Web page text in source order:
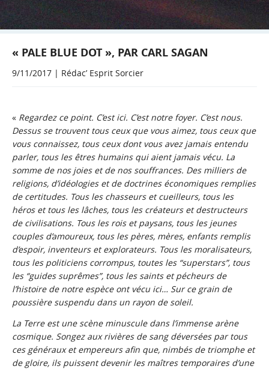
« PALE BLUE DOT », PAR CARL SAGAN
9/11/2017 | Rédac’ Esprit Sorcier
« Regardez ce point. C’est ici. C’est notre foyer. C’est nous.
Dessus se trouvent tous ceux que vous aimez, tous ceux que
vous connaissez, tous ceux dont vous avez jamais entendu
parler, tous les êtres humains qui aient jamais vécu. La
somme de nos joies et de nos souffrances. Des milliers de
religions, d’idéologies et de doctrines économiques remplies
de certitudes. Tous les chasseurs et cueilleurs, tous les
héros et tous les lâches, tous les créateurs et destructeurs
de civilisations. Tous les rois et paysans, tous les jeunes
couples d’amoureux, tous les pères, mères, enfants remplis
d’espoir, inventeurs et explorateurs. Tous les moralisateurs,
tous les politiciens corrompus, toutes les “superstars”, tous
les “guides suprêmes”, tous les saints et pécheurs de
l’histoire de notre espèce ont vécu ici… Sur ce grain de
poussière suspendu dans un rayon de soleil.
La Terre est une scène minuscule dans l’immense arène
cosmique. Songez aux rivières de sang déversées par tous
ces généraux et empereurs afin que, nimbés de triomphe et
de gloire, ils puissent devenir les maîtres temporaires d’une